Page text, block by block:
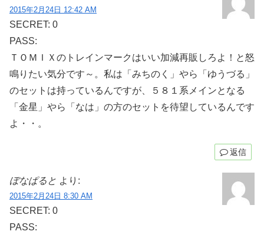
2015年2月24日 12:42 AM
SECRET: 0
PASS:
ＴＯＭＩＸのトレインマークはいい加減再販しろよ！と怒
鳴りたい気分です～。私は「みちのく」やら「ゆうづる」
のセットは持っているんですが、５８１系メインとなる
「金星」やら「なは」の方のセットを待望しているんです
よ・・。
返信
ぼなぱると より:
2015年2月24日 8:30 AM
SECRET: 0
PASS: